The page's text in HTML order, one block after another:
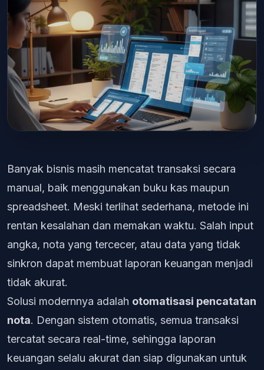
Banyak bisnis masih mencatat transaksi secara
manual, baik menggunakan buku kas maupun
spreadsheet. Meski terlihat sederhana, metode ini
rentan kesalahan dan memakan waktu. Salah input
angka, nota yang tercecer, atau data yang tidak
sinkron dapat membuat laporan keuangan menjadi
tidak akurat.
Solusi modernnya adalah otomatisasi pencatatan
nota. Dengan sistem otomatis, semua transaksi
tercatat secara real-time, sehingga laporan
keuangan selalu akurat dan siap digunakan untuk